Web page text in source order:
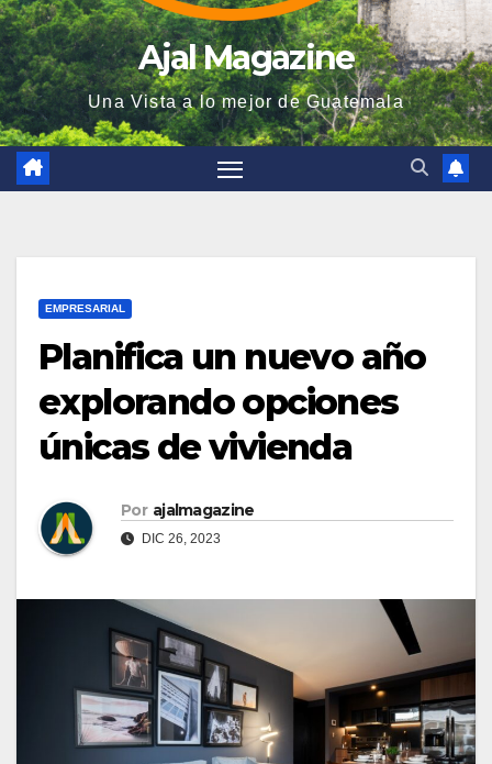
Ajal Magazine
Una Vista a lo mejor de Guatemala
EMPRESARIAL
Planifica un nuevo año
explorando opciones
únicas de vivienda
Por ajalmagazine
DIC 26, 2023